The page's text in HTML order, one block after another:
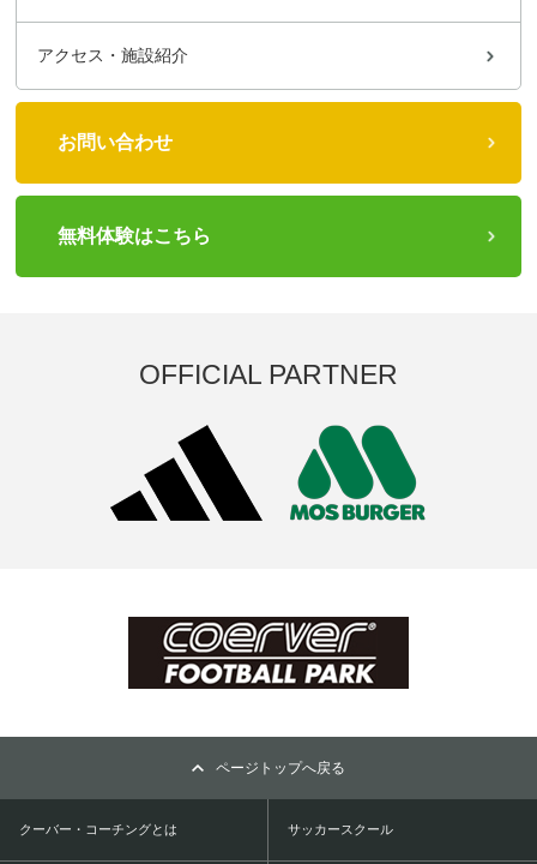
アクセス・施設紹介
お問い合わせ
無料体験はこちら
OFFICIAL PARTNER
ページトップへ戻る
クーバー・コーチングとは サッカースクール